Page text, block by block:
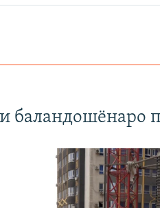
баландошёнаро